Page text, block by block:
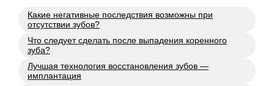
Какие негативные последствия возможны при
отсутствии зубов?
Что следует сделать после выпадения коренного
зуба?
Лучшая технология восстановления зубов —
имплантация